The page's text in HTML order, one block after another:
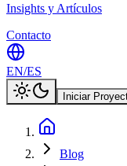
Insights y Artículos
Contacto
EN/ES
Iniciar
Blog